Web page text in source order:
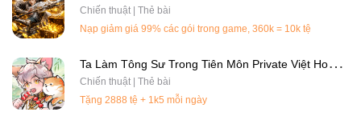
Chiến thuật | Thẻ bài
Nạp giảm giá 99% các gói trong game, 360k = 10k tệ
T
A Làm Tông Sư Trong Tiên Môn Private Việt Hoá Chuẩn
Chiến thuật | Thẻ bài
Tặng 2888 tệ + 1k5 mỗi ngày